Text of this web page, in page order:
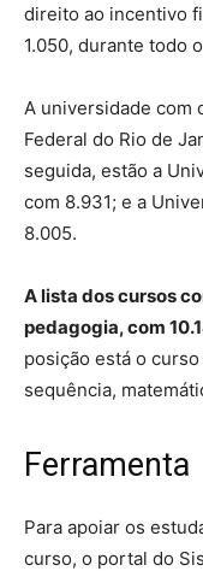
direito ao incentivo
1.050, durante todo
A universidade com
Federal do Rio de
seguida, estão a
com 8.931; e a
8.005.
A lista dos cursos
pedagogia, com
posição está o
sequência,
Ferramenta
Para apoiar os
curso, o portal do